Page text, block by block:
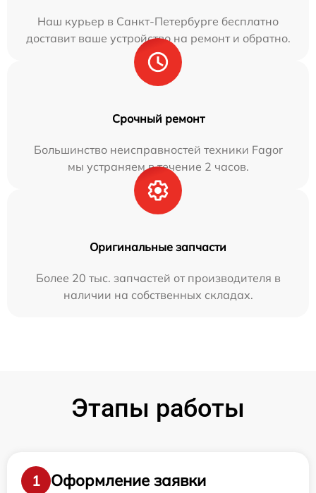
Наш курьер в Санкт-Петербурге бесплатно
доставит ваше устройство на ремонт и обратно.
Срочный ремонт
Большинство неисправностей техники Fagor
мы устраняем в течение 2 часов.
Оригинальные запчасти
Более 20 тыс. запчастей от производителя в
наличии на собственных складах.
Этапы работы
1
Оформление заявки